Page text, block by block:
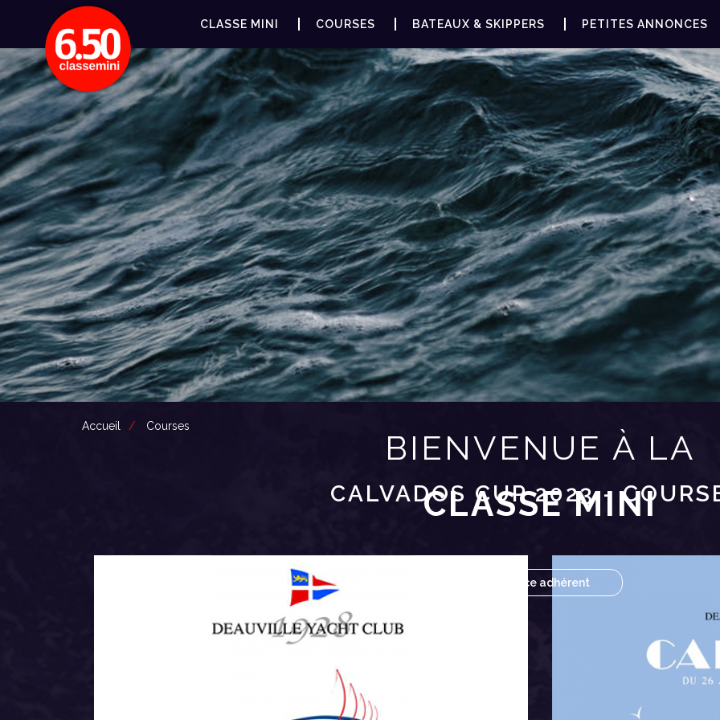
CLASSE MINI COURSES BATEAUX & SKIPPERS PETITES ANNONCES
BIENVENUE À LA
CLASSE MINI
Espace adhérent
Accueil Courses
CALVADOS CUP 2023 -